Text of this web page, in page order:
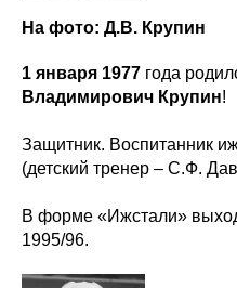
На фото: Д.В. Крупин
1 января 1977 года
Владимирович Крупин!
Защитник. Воспитанник
(детский тренер – С.Ф.
В форме «Ижстали»
1995/96.